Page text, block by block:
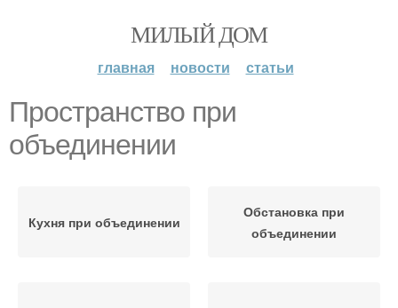
МИЛЫЙ ДОМ
главная новости статьи
Пространство при
объединении
Кухня при объединении
Обстановка при
объединении